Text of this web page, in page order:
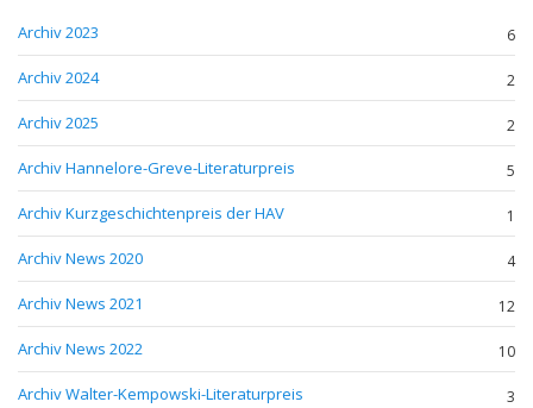
Archiv 2023 6
Archiv 2024 2
Archiv 2025 2
Archiv Hannelore-Greve-Literaturpreis 5
Archiv Kurzgeschichtenpreis der HAV 1
Archiv News 2020 4
Archiv News 2021 12
Archiv News 2022 10
Archiv Walter-Kempowski-Literaturpreis 3